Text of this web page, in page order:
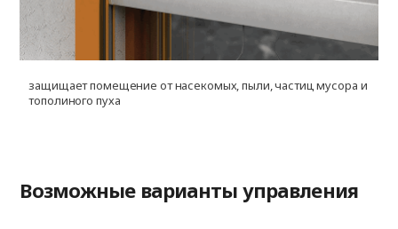
защищает помещение от насекомых, пыли, частиц мусора и
тополиного пуха
Возможные варианты управления